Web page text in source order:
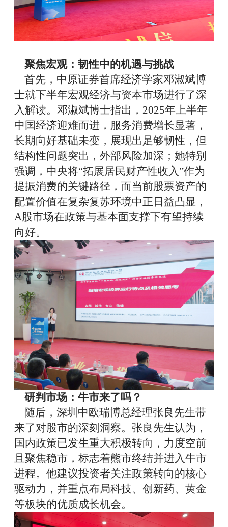
聚焦宏观：韧性中的机遇与挑战
首先， 中原证券首席经济学家邓淑斌博
士就下半年宏观经济与资本市场进行了深
入解读。邓淑斌博士指出， 2025年上半年
中国经济迎难而进，服务消费增长显著，
长期向好基础未变， 展现出足够韧性，但
结构性问题突出，外部风险加深；她特别
强调，中央将“拓展居民财产性收入”作为
提振消费的关键路径，而当前股票资产的
配置价值在复杂复苏环境中正日益凸显，
A股市场在政策与基本面支撑下有望持续
向好。
研判市场：牛市来了吗？
随后，深圳中欧瑞博总经理张良先生带
来了对股市的深刻洞察。张良先生认为，
国内政策已发生重大积极转向，力度空前
且聚焦稳市，标志着熊市终结并进入牛市
进程。他建议投资者关注政策转向的核心
驱动力，并重点布局科技、创新药、黄金
等板块的优质成长机会。